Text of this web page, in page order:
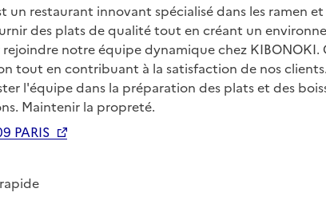
un restaurant innovant spécialisé dans les ramen
des plats de qualité tout en créant un
notre équipe dynamique chez
tout en contribuant à la satisfaction de nos
l'équipe dans la préparation des plats et des
Maintenir la propreté.
PARIS